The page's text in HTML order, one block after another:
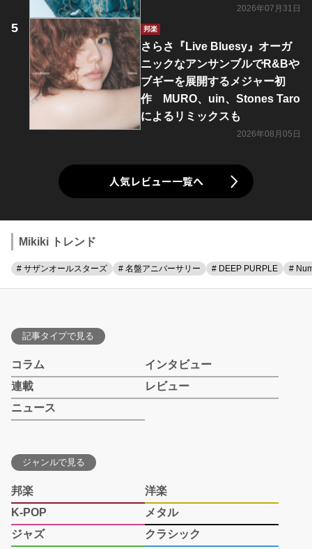
2026年07月31日
邦楽
さらさ『Live Bluesy』オーガ
ニックなアンサンブルでR&Bや
ブギーを展開するメジャー初
作 MURO、uin、Stones Taro
によるリミックスも
2026年08月05日
人気レビュー一覧へ
Mikiki トレンド
# サザンオールスターズ # 名盤アニバーサリー # DEEP PURPLE #
記事タイプで見る
コラム
インタビュー
連載
レビュー
ニュース
ジャンルで見る
邦楽
洋楽
K-POP
メタル
ジャズ
クラシック